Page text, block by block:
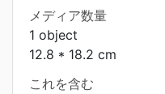
メディア数量
1 object
12.8 * 18.2 cm
これを含む